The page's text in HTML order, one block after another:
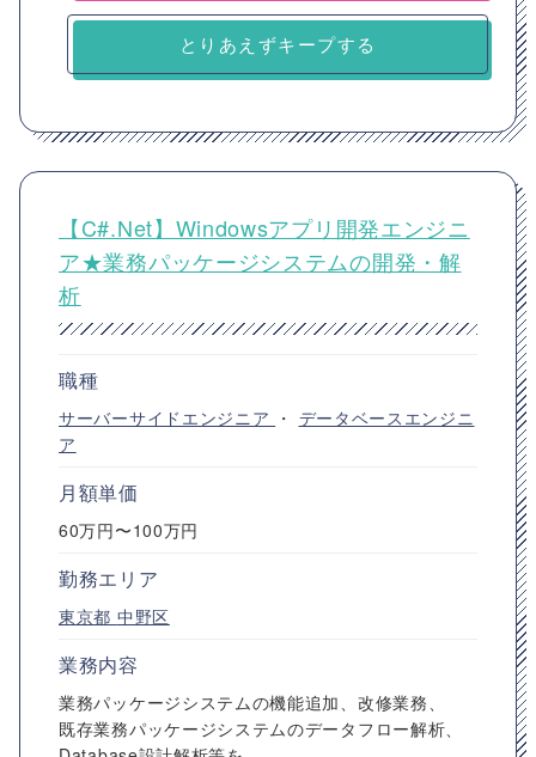
とりあえずキープする
【C#.Net】Windowsアプリ開発エンジニ
ア★業務パッケージシステムの開発・解
析
職種
サーバーサイドエンジニア ・ データベースエンジニ
ア
月額単価
60万円〜100万円
勤務エリア
東京都 中野区
業務内容
業務パッケージシステムの機能追加、改修業務、
既存業務パッケージシステムのデータフロー解析、